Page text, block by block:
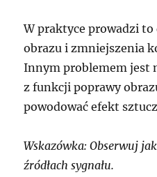
W praktyce prowadzi
obrazu i zmniejszenia
Innym problemem jest
z funkcji poprawy
powodować efekt
Wskazówka: Obserwuj
źródłach sygnału.